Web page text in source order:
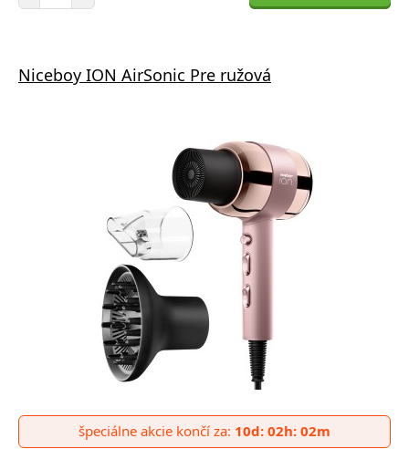
Niceboy ION AirSonic Pre ružová
špeciálne akcie končí za: 10d: 02h: 02m